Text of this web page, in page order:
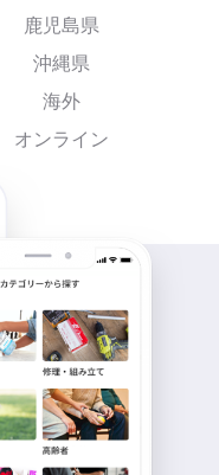
鹿児島県
沖縄県
海外
オンライン